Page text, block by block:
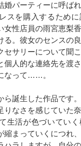
婚パーティーに呼ば
スを購入するために
女性店員の雨宮恵梨
る。彼女のセンスの
セサリーについて聞
個人的な連絡先を渡
なって……。
ら誕生した作品です
りなさを感じていた
生活が色づいてい
縮まっていくにつれ